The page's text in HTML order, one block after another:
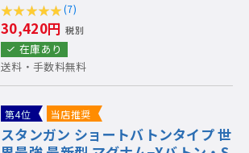
(7)
30,420円 税別
在庫あり
送料・手数料無料
第4位 当店推奨
スタンガン ショートバトンタイプ 世